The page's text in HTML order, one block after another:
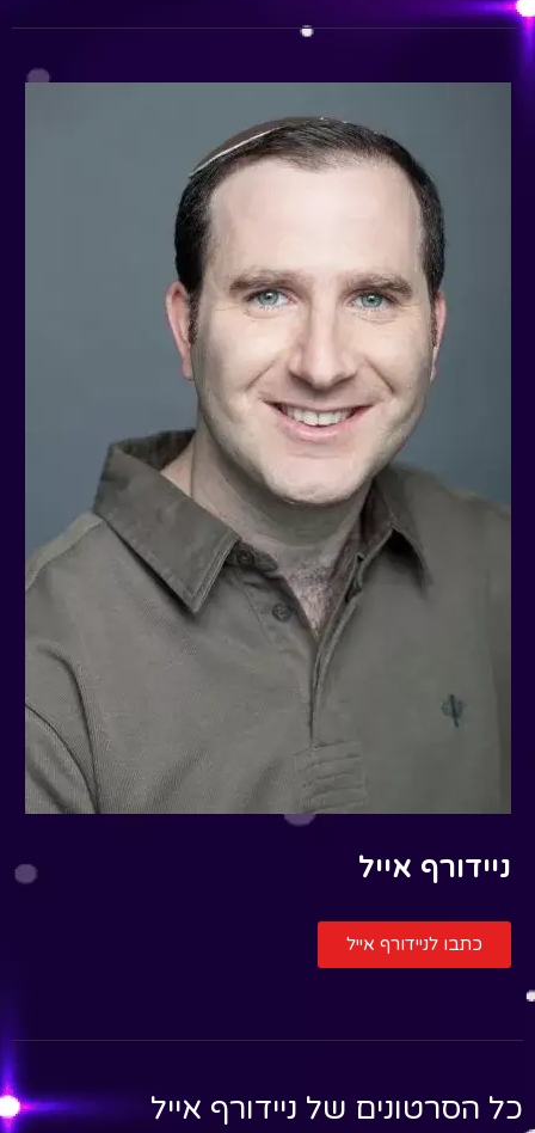
ניידורף אייל
כתבו לניידורף אייל
כל הסרטונים שלניידורף אייל